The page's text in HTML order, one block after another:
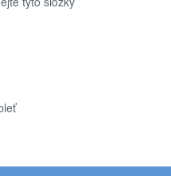
tyto složky